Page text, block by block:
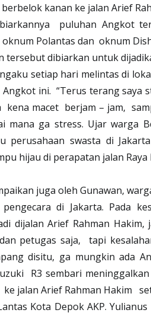
kanan ke jalan Arief
puluhan Angkot
Polantas dan oknum
tersebut dibiarkan untuk
setiap hari melintas di
ini. “Terus terang saya
kena macet berjam – jam,
mana ga stress. Ujar warga
perusahaan swasta di
hijau di perapatan jalan
juga oleh Gunawan,
di Jakarta. Pada
dijalan Arief Rahman Hakim,
petugas saja,
tapi
disitu, ga mungkin ada
R3 sembari
ke jalan Arief Rahman Hakim
Kota Depok AKP. Yulianus